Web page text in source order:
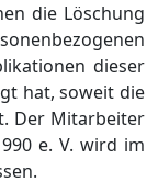
die Löschung
dieser
hat, soweit die
Der Mitarbeiter
e. V. wird im